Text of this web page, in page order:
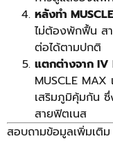
หลังทำ
ไม่ต้องพักฟื้น สา
ต่อได้ตามปกติ
แตกต่างจาก IV
MUSCLE
เสริมภูมิคุ้มกัน ซึ่
สายฟิตเนส
สอบถามข้อมูลเพิ่มเติม